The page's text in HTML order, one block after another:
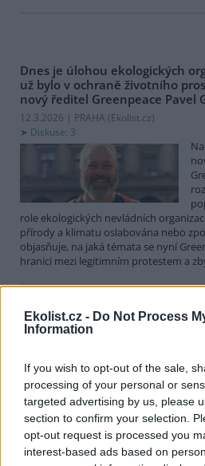
Ekolist.cz - Do Not Process
Information
If you wish to opt-out of the sale,
processing of your personal or
targeted advertising by us, please
section to confirm your selection.
opt-out request is processed you
interest-based ads based on
Dnes je úlohou ekologických
už bylo v ochraně životního
nový ředitel Greenpeace Pavel
12.3.2026 | PRAHA (Ekolist.cz)
Diskuse: 3
role ekologických nevládních
přírody a klimatu oslabována nebo
objasňuje, na jaká témata se nyní
hranici mezi legitimním protestem a
Martin Nawrath: I v případě
platí, že sdílená bolest je
minulosti? Obavy z měnícího se
stranu přirozené a racionální. Někdy